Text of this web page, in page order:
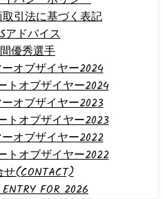
引法に基づく表記
アドバイス
優秀選手
オブザイヤー2024
トオブザイヤー2024
オブザイヤー2023
トオブザイヤー2023
オブザイヤー2022
トオブザイヤー2022
(CONTACT)
FOR 2026